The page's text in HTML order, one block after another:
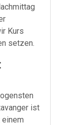
Kurs
setzen.
ist